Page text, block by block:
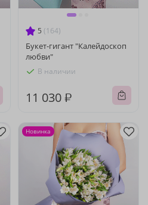
5 (164)
Букет-гигант "Калейдоскоп
любви"
В наличии
11 030 ₽
Новинка